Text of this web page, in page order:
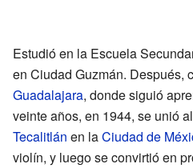
Estudió en la Escuela
en Ciudad Guzmán. Después,
Guadalajara, donde siguió
veinte años, en 1944, se unió al
Tecalitlán en laCiudad de
violín, y luego se convirtió en